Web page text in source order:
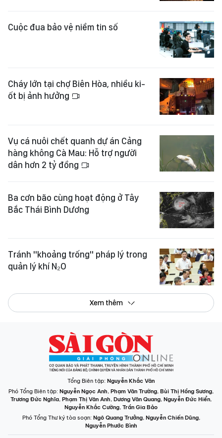
Cuộc đua bảo vệ niềm tin số
Cháy lớn tại chợ Biên Hòa, nhiều ki-
ốt bị ảnh hưởng
Vụ cá nuôi chết quanh dự án Cảng
hàng không Cà Mau: Hỗ trợ người
dân hơn 2 tỷ đồng
Ba cơn bão cùng hoạt động ở Tây
Bắc Thái Bình Dương
Tránh "khoảng trống" pháp lý trong
quản lý khí N₂O
Xem thêm
Tổng Biên tập: Nguyễn Khắc Văn
Phó Tổng Biên tập: Nguyễn Ngọc Anh, Phạm Văn Trường, Bùi Thị Hồng Sương,
Trương Đức Nghĩa, Phạm Thị Vân Anh, Dương Văn Quang, Nguyễn Đức Hiển,
Nguyễn Khắc Cường, Trần Gia Bảo
Phó Tổng Thư ký tòa soạn: Ngô Quang Trưởng, Nguyễn Chiến Dũng,
Nguyễn Phước Bình